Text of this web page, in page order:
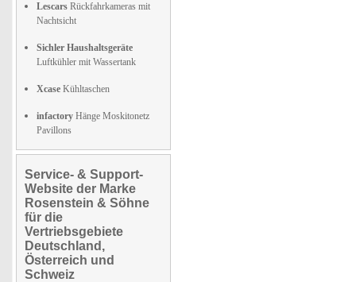
Lescars Rückfahrkameras mit
Nachtsicht
Sichler Haushaltsgeräte
Luftkühler mit Wassertank
Xcase Kühltaschen
infactory Hänge Moskitonetz
Pavillons
Service- & Support-
Website der Marke
Rosenstein & Söhne
für die
Vertriebsgebiete
Deutschland,
Österreich und
Schweiz